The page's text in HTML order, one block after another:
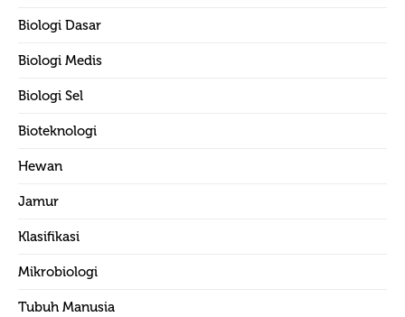
Biologi Dasar
Biologi Medis
Biologi Sel
Bioteknologi
Hewan
Jamur
Klasifikasi
Mikrobiologi
Tubuh Manusia